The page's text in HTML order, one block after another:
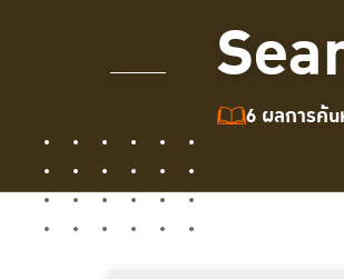
6 ผลการค้น